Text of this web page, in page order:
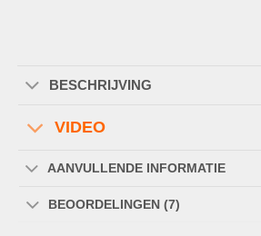
BESCHRIJVING
VIDEO
AANVULLENDE INFORMATIE
BEOORDELINGEN (7)